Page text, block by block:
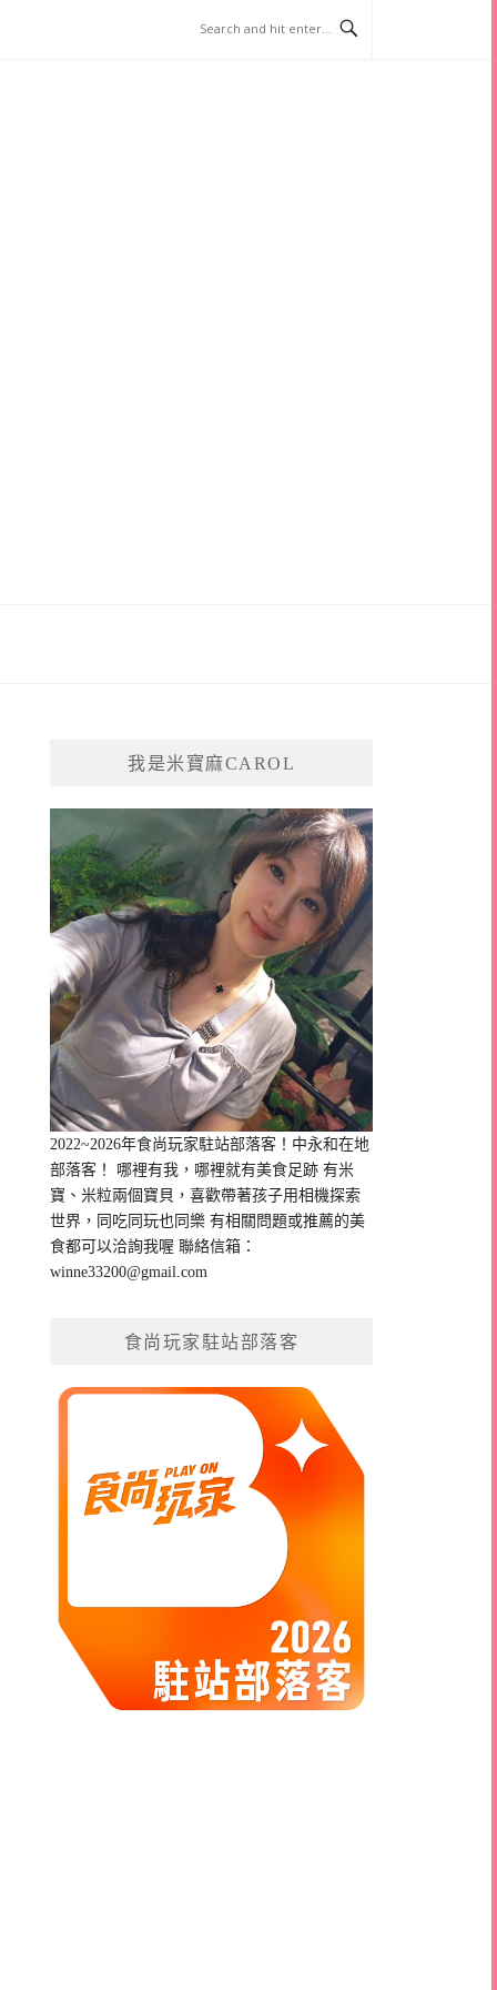
我是米寶麻CAROL
2022~2026年食尚玩家駐站部落客！中永和在地
部落客！ 哪裡有我，哪裡就有美食足跡 有米
寶、米粒兩個寶貝，喜歡帶著孩子用相機探索
世界，同吃同玩也同樂 有相關問題或推薦的美
食都可以洽詢我喔 聯絡信箱：
winne33200@gmail.com
食尚玩家駐站部落客